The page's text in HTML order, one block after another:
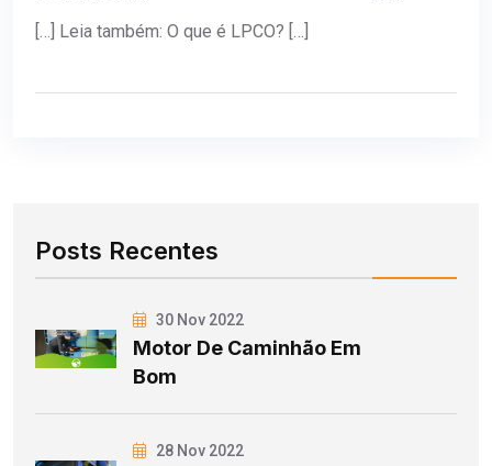
[…] Leia também: O que é LPCO? […]
Posts Recentes
30 Nov 2022
Motor De Caminhão Em
Bom
28 Nov 2022